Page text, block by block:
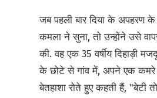
जब पहली बार दिया के अपहरण
कमला ने सुना, तो उन्होंने उसे
की. वह एक 35 वर्षीय दिहाड़ी
के छोटे से गांव में, अपने एक
बेतहाशा रोते हुए कहती हैं, "बेटी